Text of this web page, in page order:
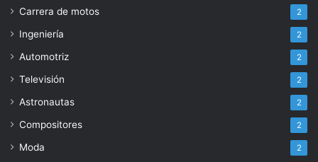
Carrera de motos 2
Ingeniería 2
Automotriz 2
Televisión 2
Astronautas 2
Compositores 2
Moda 2